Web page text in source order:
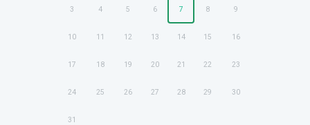
3 4 5 6 7 8 9
10 11 12 13 14 15 16
17 18 19 20 21 22 23
24 25 26 27 28 29 30
31